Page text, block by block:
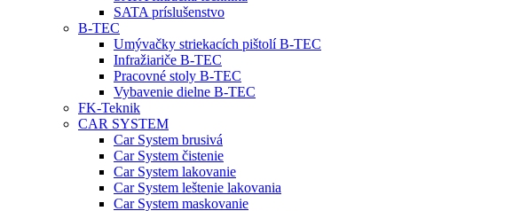
SATA príslušenstvo
B-TEC
Umývačky striekacích pištolí B-TEC
Infražiariče B-TEC
Pracovné stoly B-TEC
Vybavenie dielne B-TEC
FK-Teknik
CAR SYSTEM
Car System brusivá
Car System čistenie
Car System lakovanie
Car System leštenie lakovania
Car System maskovanie